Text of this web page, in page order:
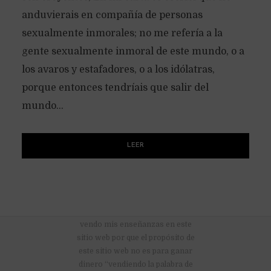
anduvierais en compañía de personas
sexualmente inmorales; no me refería a la
gente sexualmente inmoral de este mundo, o a
los avaros y estafadores, o a los idólatras,
porque entonces tendríais que salir del
mundo...
LEER
vendo mis enseñanzas en este
sitio web por que el propósito de
este sitio web no es para ganar
dinero “vendiendo la palabra de